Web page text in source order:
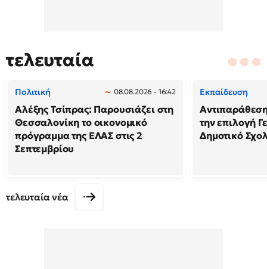
τελευταία
Πολιτική 08.08.2026 - 16:42
Αλέξης Τσίπρας: Παρουσιάζει στη
Θεσσαλονίκη το οικονομικό
πρόγραμμα της ΕΛΑΣ στις 2
Σεπτεμβρίου
Εκπαίδευση
την επιλογή
Δημοτικό
τελευταία νέα